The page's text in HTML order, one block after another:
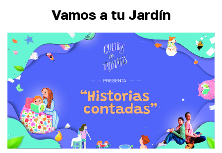
Vamos a tu Jardín